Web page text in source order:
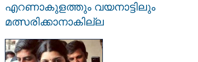
എറണാകുളത്തും വയനാട്ടിലും
മത്സരിക്കാനാകില്ല